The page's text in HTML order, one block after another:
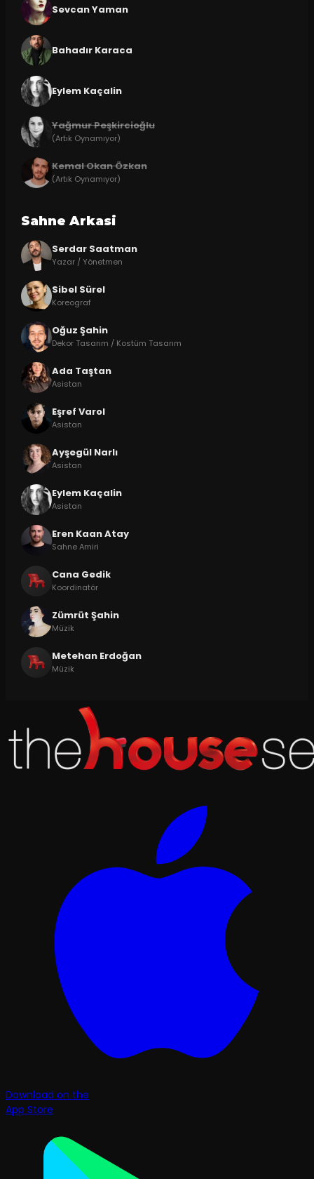
Sevcan Yaman
Bahadır Karaca
Eylem Kaçalin
Yağmur Peşkircioğlu
(Artık Oynamıyor)
Kemal Okan Özkan
(Artık Oynamıyor)
Sahne Arkasi
Serdar Saatman
Yazar / Yönetmen
Sibel Sürel
Koreograf
Oğuz Şahin
Dekor Tasarım / Kostüm Tasarım
Ada Taştan
Asistan
Eşref Varol
Asistan
Ayşegül Narlı
Asistan
Eylem Kaçalin
Asistan
Eren Kaan Atay
Sahne Amiri
Cana Gedik
Koordinatör
Zümrüt Şahin
Müzik
Metehan Erdoğan
Müzik
Download on the
App Store